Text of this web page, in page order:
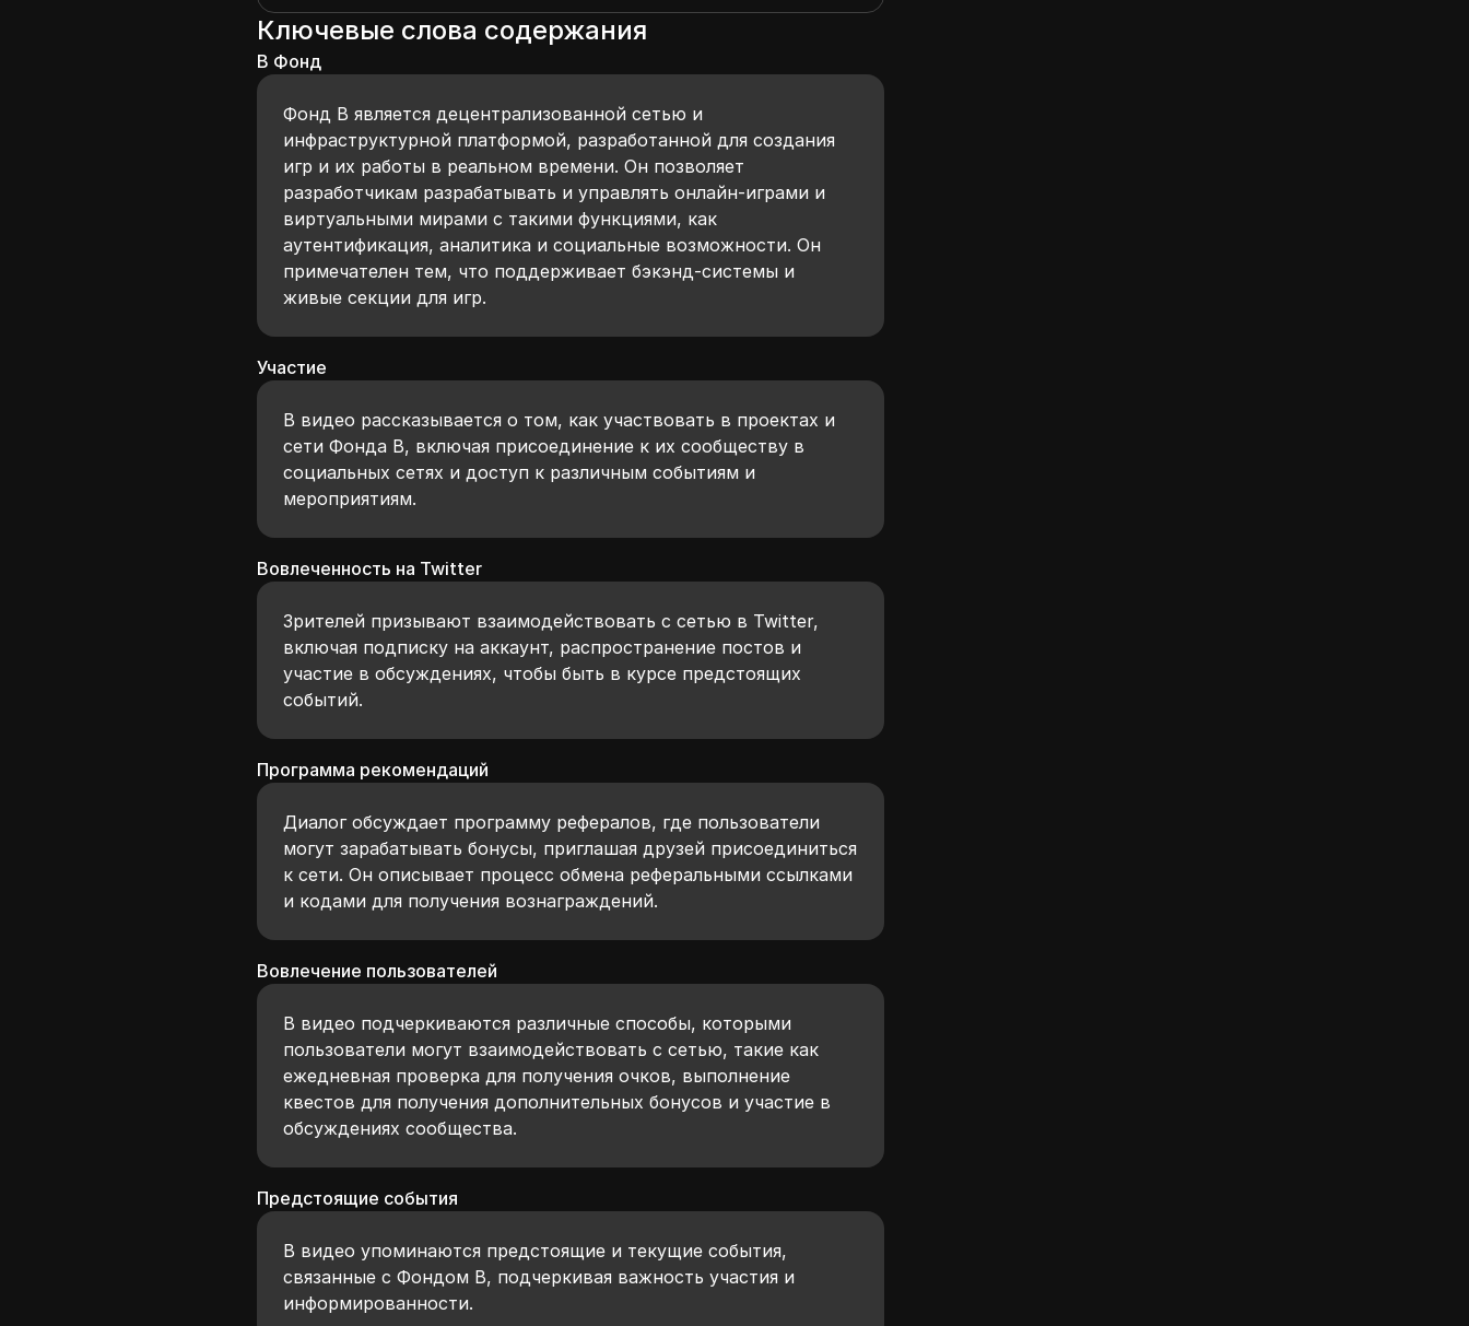
Ключевые слова содержания
B Фонд
Фонд B является децентрализованной сетью и
инфраструктурной платформой, разработанной для создания
игр и их работы в реальном времени. Он позволяет
разработчикам разрабатывать и управлять онлайн-играми и
виртуальными мирами с такими функциями, как
аутентификация, аналитика и социальные возможности. Он
примечателен тем, что поддерживает бэкэнд-системы и
живые секции для игр.
Участие
В видео рассказывается о том, как участвовать в проектах и
сети Фонда B, включая присоединение к их сообществу в
социальных сетях и доступ к различным событиям и
мероприятиям.
Вовлеченность на Twitter
Зрителей призывают взаимодействовать с сетью в Twitter,
включая подписку на аккаунт, распространение постов и
участие в обсуждениях, чтобы быть в курсе предстоящих
событий.
Программа рекомендаций
Диалог обсуждает программу рефералов, где пользователи
могут зарабатывать бонусы, приглашая друзей присоединиться
к сети. Он описывает процесс обмена реферальными ссылками
и кодами для получения вознаграждений.
Вовлечение пользователей
В видео подчеркиваются различные способы, которыми
пользователи могут взаимодействовать с сетью, такие как
ежедневная проверка для получения очков, выполнение
квестов для получения дополнительных бонусов и участие в
обсуждениях сообщества.
Предстоящие события
В видео упоминаются предстоящие и текущие события,
связанные с Фондом B, подчеркивая важность участия и
информированности.